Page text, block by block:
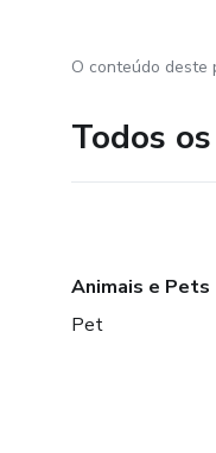
O conteúdo deste
Todos
Animais e Pets
Pet